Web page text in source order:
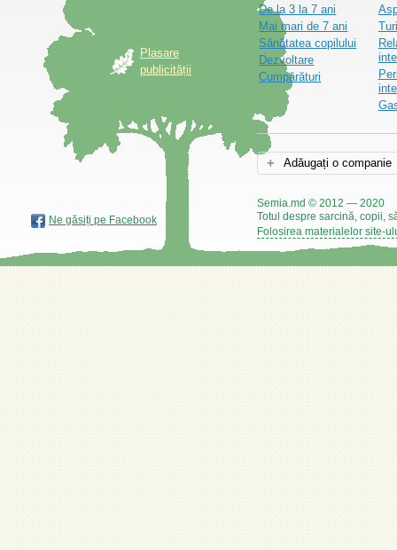
Plasare
publicității
De la 3 la 7 ani
Mai mari de 7 ani
Sănătatea copilului
Dezvoltare
Cumpărături
Adăugați o companie
Semia.md © 2012 — 2020
Totul despre sarcină, copii,
Folosirea materialelor site-
Ne găsiți pe Facebook